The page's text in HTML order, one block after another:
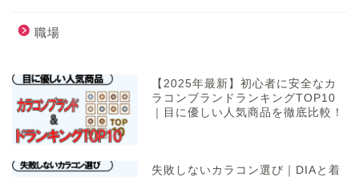
職場
【2025年最新】初心者に安全なカ
ラコンブランドランキングTOP10
｜目に優しい人気商品を徹底比較！
失敗しないカラコン選び｜DIAと着